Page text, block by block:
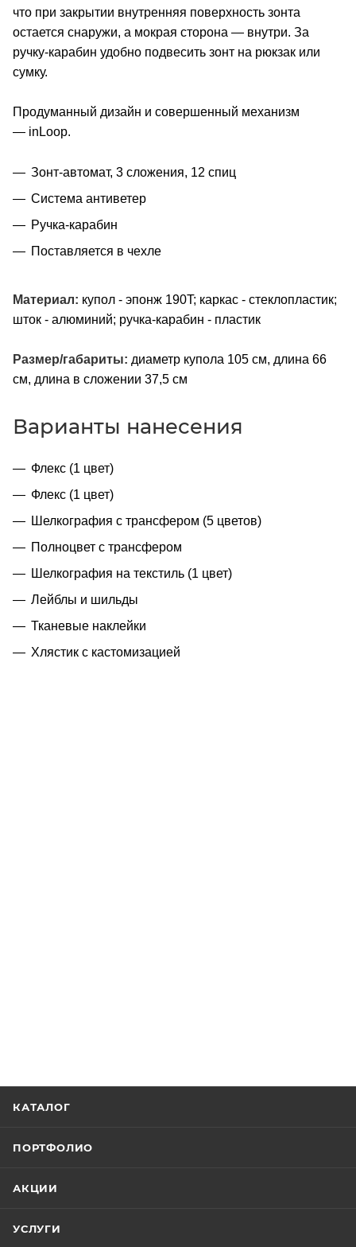
что при закрытии внутренняя поверхность зонта
остается снаружи, а мокрая сторона — внутри. За
ручку-карабин удобно подвесить зонт на рюкзак или
сумку.
Продуманный дизайн и совершенный механизм
— inLoop.
Зонт-автомат, 3 сложения, 12 спиц
Система антиветер
Ручка-карабин
Поставляется в чехле
Материал: купол - эпонж 190T; каркас - стеклопластик;
шток - алюминий; ручка-карабин - пластик
Размер/габариты: диаметр купола 105 см, длина 66
см, длина в сложении 37,5 см
Варианты нанесения
Флекс (1 цвет)
Флекс (1 цвет)
Шелкография с трансфером (5 цветов)
Полноцвет с трансфером
Шелкография на текстиль (1 цвет)
Лейблы и шильды
Тканевые наклейки
Хлястик с кастомизацией
КАТАЛОГ
ПОРТФОЛИО
АКЦИИ
УСЛУГИ